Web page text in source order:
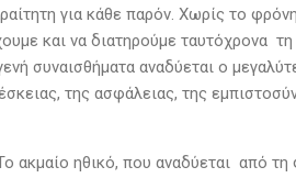
για κάθε παρόν. Χωρίς το
και να διατηρούμε ταυτόχρονα τη
συναισθήματα αναδύεται ο
της ασφάλειας, της
ακμαίο ηθικό, που αναδύεται από τη